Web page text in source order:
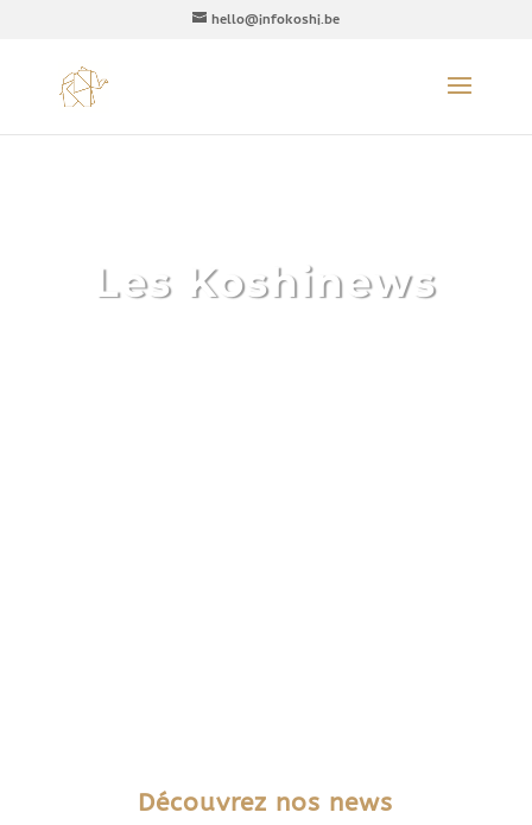
hello@infokoshi.be
Les Koshinews
Découvrez nos news